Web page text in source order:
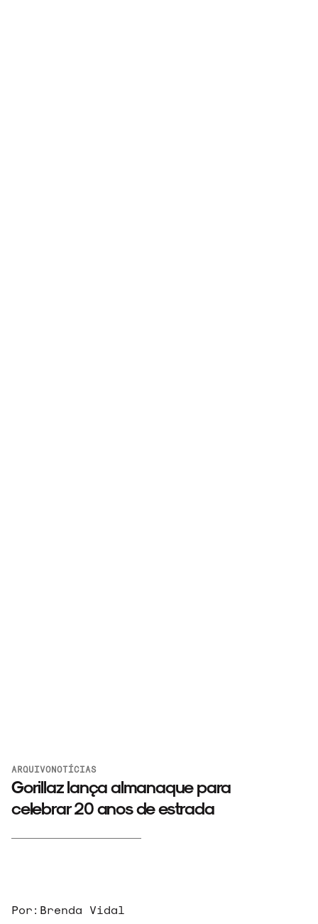
ARQUIVONOTÍCIAS
Gorillaz lança almanaque para
celebrar 20 anos de estrada
Por: Brenda Vidal